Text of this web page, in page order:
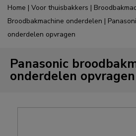
Home | Voor thuisbakkers |
Broodbakmachine onderdelen |
onderdelen opvragen
Panasonic
onderdelen opvragen